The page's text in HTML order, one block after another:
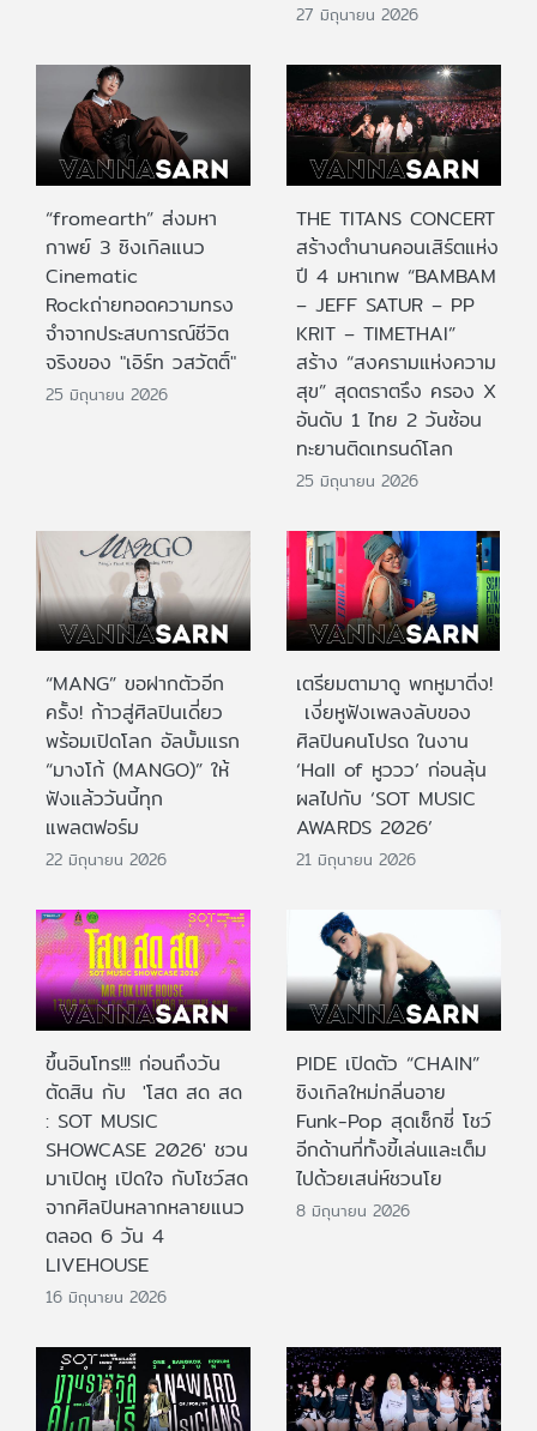
27 มิถุนายน 2026
“fromearth” ส่งมหา
กาพย์ 3 ซิงเกิลแนว
Cinematic
Rockถ่ายทอดความทรง
จำจากประสบการณ์ชีวิต
จริงของ "เอิร์ท วสวัตติ์"
25 มิถุนายน 2026
THE TITANS CONCERT
สร้างตำนานคอนเสิร์ตแห่ง
ปี 4 มหาเทพ “BAMBAM
– JEFF SATUR – PP
KRIT – TIMETHAI”
สร้าง “สงครามแห่งความ
สุข” สุดตราตรึง ครอง X
อันดับ 1 ไทย 2 วันซ้อน
ทะยานติดเทรนด์โลก
25 มิถุนายน 2026
“MANG” ขอฝากตัวอีก
ครั้ง! ก้าวสู่ศิลปินเดี่ยว
พร้อมเปิดโลก อัลบั้มแรก
“มางโก้ (MANGO)” ให้
ฟังแล้ววันนี้ทุก
แพลตฟอร์ม
22 มิถุนายน 2026
เตรียมตามาดู พกหูมาติ่ง!
เงี่ยหูฟังเพลงลับของ
ศิลปินคนโปรด ในงาน
‘Hall of หูววว’ ก่อนลุ้น
ผลไปกับ ‘SOT MUSIC
AWARDS 2026’
21 มิถุนายน 2026
ขึ้นอินโทร!!! ก่อนถึงวัน
ตัดสิน กับ 'โสต สด สด
: SOT MUSIC
SHOWCASE 2026' ชวน
มาเปิดหู เปิดใจ กับโชว์สด
จากศิลปินหลากหลายแนว
ตลอด 6 วัน 4
LIVEHOUSE
16 มิถุนายน 2026
PIDE เปิดตัว “CHAIN”
ซิงเกิลใหม่กลิ่นอาย
Funk-Pop สุดเซ็กซี่ โชว์
อีกด้านที่ทั้งขี้เล่นและเต็ม
ไปด้วยเสน่ห์ชวนโย
8 มิถุนายน 2026